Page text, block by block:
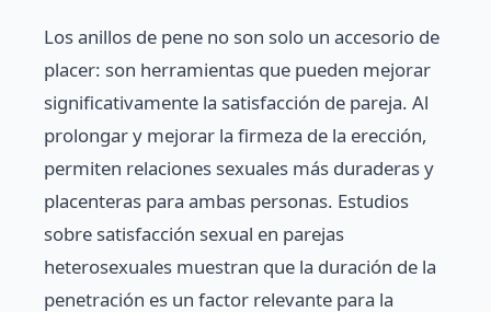
Los anillos de pene no son solo un accesorio de
placer: son herramientas que pueden mejorar
significativamente la satisfacción de pareja. Al
prolongar y mejorar la firmeza de la erección,
permiten relaciones sexuales más duraderas y
placenteras para ambas personas. Estudios
sobre satisfacción sexual en parejas
heterosexuales muestran que la duración de la
penetración es un factor relevante para la